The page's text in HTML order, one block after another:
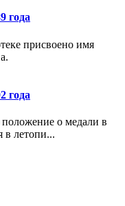
года
присвоено имя
года
положение о медали в
в летопи...